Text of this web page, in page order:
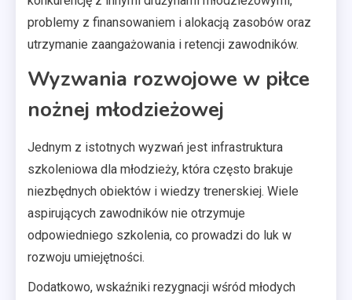
problemy z finansowaniem i alokacją zasobów oraz
utrzymanie zaangażowania i retencji zawodników.
Wyzwania rozwojowe w piłce
nożnej młodzieżowej
Jednym z istotnych wyzwań jest infrastruktura
szkoleniowa dla młodzieży, która często brakuje
niezbędnych obiektów i wiedzy trenerskiej. Wiele
aspirujących zawodników nie otrzymuje
odpowiedniego szkolenia, co prowadzi do luk w
rozwoju umiejętności.
Dodatkowo, wskaźniki rezygnacji wśród młodych